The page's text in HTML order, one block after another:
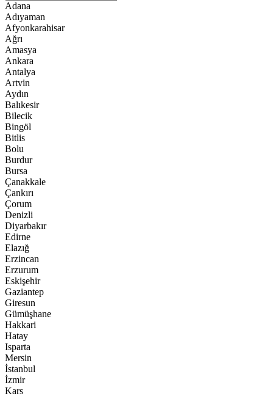
Adana
Adıyaman
Afyonkarahisar
Ağrı
Amasya
Ankara
Antalya
Artvin
Aydın
Balıkesir
Bilecik
Bingöl
Bitlis
Bolu
Burdur
Bursa
Çanakkale
Çankırı
Çorum
Denizli
Diyarbakır
Edirne
Elazığ
Erzincan
Erzurum
Eskişehir
Gaziantep
Giresun
Gümüşhane
Hakkari
Hatay
Isparta
Mersin
İstanbul
İzmir
Kars